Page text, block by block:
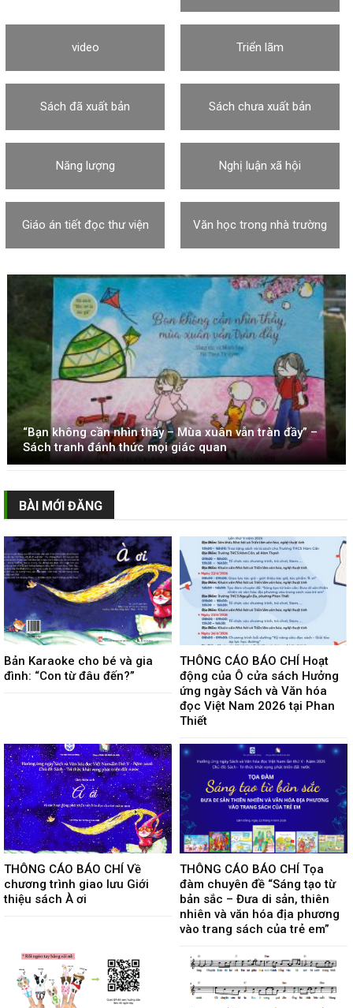
video Triển lãm
Sách đã xuất bản Sách chưa xuất bản
Năng lượng Nghị luận xã hội
Giáo án tiết đọc thư viện Văn học trong nhà trường
“Bạn không cần nhìn thấy – Mùa xuân vẫn tràn đầy” –
Sách tranh đánh thức mọi giác quan
BÀI MỚI ĐĂNG
Bản Karaoke cho bé và gia
đình: “Con từ đâu đến?”
THÔNG CÁO BÁO CHÍ Hoạt
động của Ô cửa sách Hưởng
ứng ngày Sách và Văn hóa
đọc Việt Nam 2026 tại Phan
Thiết
THÔNG CÁO BÁO CHÍ Về
chương trình giao lưu Giới
thiệu sách À ơi
THÔNG CÁO BÁO CHÍ Tọa
đàm chuyên đề “Sáng tạo từ
bản sắc – Đưa di sản, thiên
nhiên và văn hóa địa phương
vào trang sách của trẻ em”